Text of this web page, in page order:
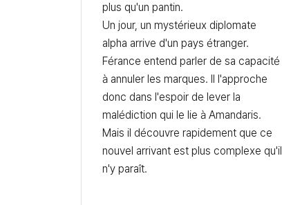
plus qu'un pantin.
Un jour, un mystérieux diplomate
alpha arrive d'un pays étranger.
Férance entend parler de sa capacité
à annuler les marques. Il l'approche
donc dans l'espoir de lever la
malédiction qui le lie à Amandaris.
Mais il découvre rapidement que ce
nouvel arrivant est plus complexe qu'il
n'y paraît.